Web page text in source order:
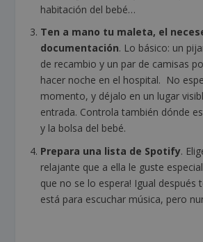
habitación del bebé…
Ten a mano tu maleta, el
documentación. Lo básico: un
de recambio y un par de camisas
hacer noche en el hospital. No
momento, y déjalo en un lugar
entrada. Controla también dónde
y la bolsa del bebé.
Prepara una lista de Spotify.
relajante que a ella le guste
que no se lo espera! Igual después
está para escuchar música, pero